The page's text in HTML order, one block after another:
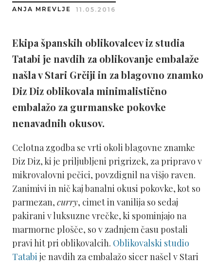
ANJA MREVLJE 11.05.2016
Ekipa španskih oblikovalcev iz studia
Tatabi je navdih za oblikovanje embalaže
našla v Stari Grčiji in za blagovno znamko
Diz Diz oblikovala minimalistično
embalažo za gurmanske pokovke
nenavadnih okusov.
Celotna zgodba se vrti okoli blagovne znamke
Diz Diz, ki je priljubljeni prigrizek, za pripravo v
mikrovalovni pečici, povzdignil na višjo raven.
Zanimivi in nič kaj banalni okusi pokovke, kot so
parmezan, curry, cimet in vanilija so sedaj
pakirani v luksuzne vrečke, ki spominjajo na
marmorne plošče, so v zadnjem času postali
pravi hit pri oblikovalcih. Oblikovalski studio
Tatabi je navdih za embalažo sicer našel v Stari